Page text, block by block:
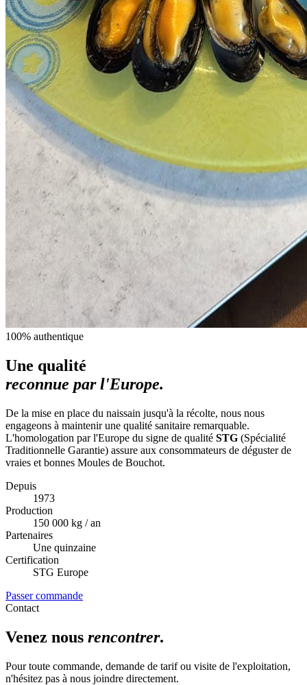
100% authentique
Une qualité
reconnue par l'Europe.
De la mise en place du naissain jusqu'à la récolte, nous nous
engageons à maintenir une qualité sanitaire remarquable.
L'homologation par l'Europe du signe de qualité STG (Spécialité
Traditionnelle Garantie) assure aux consommateurs de déguster de
vraies et bonnes Moules de Bouchot.
Depuis
1973
Production
150 000 kg / an
Partenaires
Une quinzaine
Certification
STG Europe
Passer commande
Contact
Venez nous rencontrer.
Pour toute commande, demande de tarif ou visite de l'exploitation,
n'hésitez pas à nous joindre directement.